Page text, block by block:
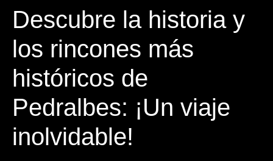
Descubre la historia y
los rincones más
históricos de
Pedralbes: ¡Un viaje
inolvidable!